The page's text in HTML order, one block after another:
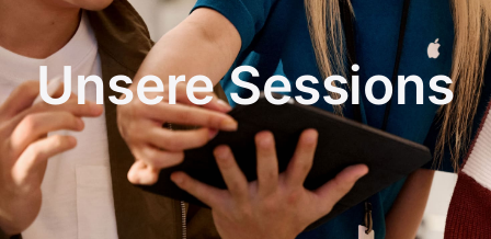
Unsere Sessions